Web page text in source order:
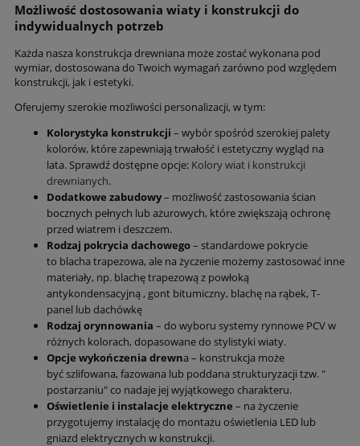
Możliwość dostosowania wiaty i konstrukcji do
indywidualnych potrzeb
Każda nasza konstrukcja drewniana może zostać wykonana pod
wymiar, dostosowana do Twoich wymagań zarówno pod względem
konstrukcji, jak i estetyki.
Oferujemy szerokie możliwości personalizacji, w tym:
Kolorystyka konstrukcji – wybór spośród szerokiej palety
kolorów, które zapewniają trwałość i estetyczny wygląd na
lata. Sprawdź dostępne opcje: Kolory wiat i konstrukcji
drewnianych.
Dodatkowe zabudowy– możliwość zastosowania ścian
bocznych pełnych lub ażurowych, które zwiększają ochronę
przed wiatrem i deszczem.
Rodzaj pokrycia dachowego– standardowe pokrycie
to blacha trapezowa, ale na życzenie możemy zastosować inne
materiały, np. blachę trapezową z powłoką
antykondensacyjną , gont bitumiczny, blachę na rąbek, T-
panel lub dachówkę
Rodzaj orynnowania – do wyboru systemy rynnowe PCV w
różnych kolorach, dopasowane do stylistyki wiaty.
Opcje wykończenia drewna – konstrukcja może
być szlifowana, fazowana lub poddana strukturyzacji tzw. "
postarzaniu" co nadaje jej wyjątkowego charakteru.
Oświetlenie i instalacje elektryczne – na życzenie
przygotujemy instalację do montażu oświetlenia LED lub
gniazd elektrycznych w konstrukcji.